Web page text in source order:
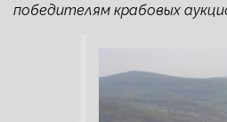
победителям крабовых